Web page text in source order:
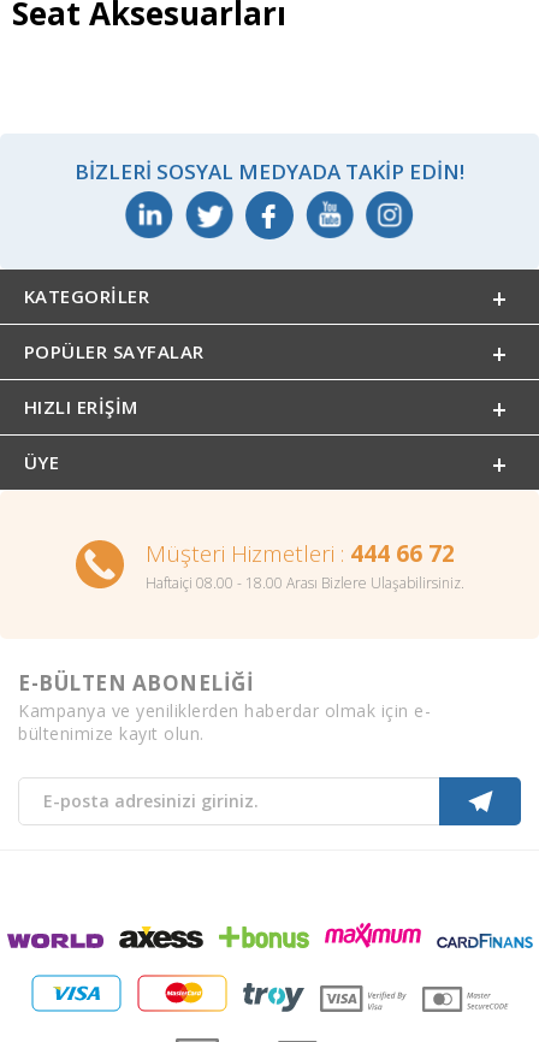
Seat Aksesuarları
BIZLERI SOSYAL MEDYADA TAKIP EDIN!
KATEGORILER
POPÜLER SAYFALAR
HIZLI ERIŞIM
ÜYE
Müşteri Hizmetleri : 444 66 72
Haftaiçi 08.00 - 18.00 Arası Bizlere Ulaşabilirsiniz.
E-BÜLTEN ABONELİĞİ
Kampanya ve yeniliklerden haberdar olmak için e-
bültenimize kayıt olun.